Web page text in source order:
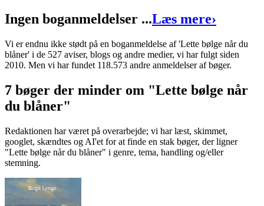
Ingen boganmeldelser ...Læs mere›
Vi er endnu ikke stødt på en boganmeldelse af 'Lette bølge når du
blåner' i de 527 aviser, blogs og andre medier, vi har fulgt siden
2010. Men vi har fundet 118.573 andre anmeldelser af bøger.
7 bøger der minder om "Lette bølge når
du blåner"
Redaktionen har været på overarbejde; vi har læst, skimmet,
googlet, skændtes og AI'et for at finde en stak bøger, der ligner
"Lette bølge når du blåner" i genre, tema, handling og/eller
stemning.